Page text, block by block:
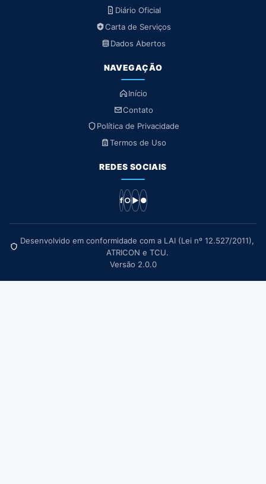
Diário Oficial
Carta de Serviços
Dados Abertos
NAVEGAÇÃO
Início
Contato
Política de Privacidade
Termos de Uso
REDES SOCIAIS
f ○ ▶ ●
Desenvolvido em conformidade com a LAI (Lei nº 12.527/2011),
ATRICON e TCU.
Versão 2.0.0